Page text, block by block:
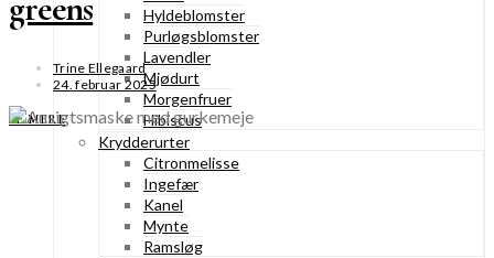
Hyldeblomster
Purløgsblomster
Lavendler
Mjødurt
Morgenfruer
Hibiscus
Krydderurter
Citronmelisse
Ingefær
Kanel
Mynte
Ramsløg
greens
Trine Ellegaard
24. februar 2025
SE MERE